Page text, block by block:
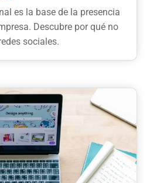
es la base de la presencia
Descubre por qué no
sociales.